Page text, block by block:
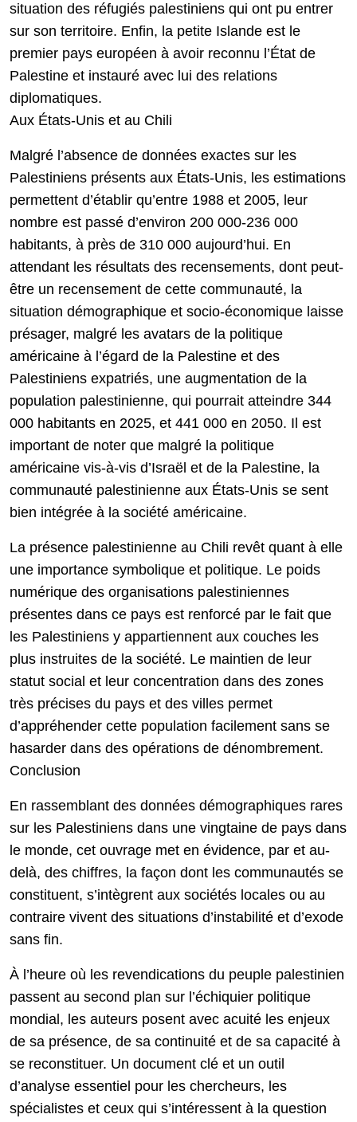
situation des réfugiés palestiniens qui ont pu entrer
sur son territoire. Enfin, la petite Islande est le
premier pays européen à avoir reconnu l’État de
Palestine et instauré avec lui des relations
diplomatiques.
Aux États-Unis et au Chili
Malgré l’absence de données exactes sur les
Palestiniens présents aux États-Unis, les estimations
permettent d’établir qu’entre 1988 et 2005, leur
nombre est passé d’environ 200 000-236 000
habitants, à près de 310 000 aujourd’hui. En
attendant les résultats des recensements, dont peut-
être un recensement de cette communauté, la
situation démographique et socio-économique laisse
présager, malgré les avatars de la politique
américaine à l’égard de la Palestine et des
Palestiniens expatriés, une augmentation de la
population palestinienne, qui pourrait atteindre 344
000 habitants en 2025, et 441 000 en 2050. Il est
important de noter que malgré la politique
américaine vis-à-vis d’Israël et de la Palestine, la
communauté palestinienne aux États-Unis se sent
bien intégrée à la société américaine.
La présence palestinienne au Chili revêt quant à elle
une importance symbolique et politique. Le poids
numérique des organisations palestiniennes
présentes dans ce pays est renforcé par le fait que
les Palestiniens y appartiennent aux couches les
plus instruites de la société. Le maintien de leur
statut social et leur concentration dans des zones
très précises du pays et des villes permet
d’appréhender cette population facilement sans se
hasarder dans des opérations de dénombrement.
Conclusion
En rassemblant des données démographiques rares
sur les Palestiniens dans une vingtaine de pays dans
le monde, cet ouvrage met en évidence, par et au-
delà, des chiffres, la façon dont les communautés se
constituent, s’intègrent aux sociétés locales ou au
contraire vivent des situations d’instabilité et d’exode
sans fin.
À l’heure où les revendications du peuple palestinien
passent au second plan sur l’échiquier politique
mondial, les auteurs posent avec acuité les enjeux
de sa présence, de sa continuité et de sa capacité à
se reconstituer. Un document clé et un outil
d’analyse essentiel pour les chercheurs, les
spécialistes et ceux qui s’intéressent à la question